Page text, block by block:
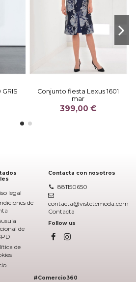
Conjunto fiesta Lexus 1601
mar
399,00 €
legal
de
de
de
Contacta con nosotros
881150650
contacta@vistetemoda.com
Contacta
Follow us
#Comercio360